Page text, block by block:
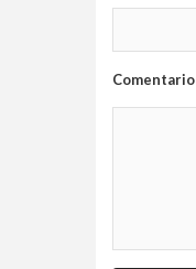
Comentario